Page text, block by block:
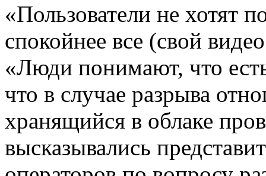
«Пользователи не хотят
спокойнее все (свой
«Люди понимают, что
что в случае разрыва
хранящийся в облаке
высказывались